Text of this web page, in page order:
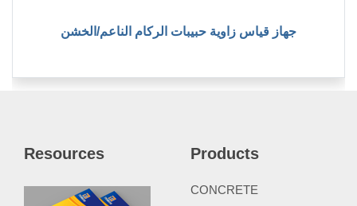
جهاز قياس زاوية حبيبات الركام الناعم/الخشن
Resources Products
CONCRETE